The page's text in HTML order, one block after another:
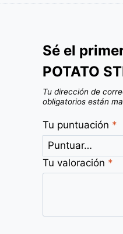
Sé el
POTATO
Tu dirección de
obligatorios están
Tu puntuación *
Tu valoración *